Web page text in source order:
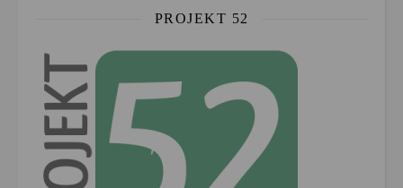
PROJEKT 52